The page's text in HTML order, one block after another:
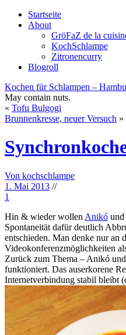
Startseite
About
GröFaZ de la
KochSchlampe
Zitronencurry
Blogroll
Kochen für Schlampen –
May contain nuts.
« Tofu Bulgogi
Brunnenkresse, neuer Versuch »
Von kochschlampe
1. Mai 2013 //
1
Hin & wieder wollen Anikó und
Spontaneität dafür deutlich
entschieden. Man denke nur an
Videokonferenzmöglichkeiten
Zurück zum Thema – Anikó
funktioniert. Das auserkorene
Internetverbindung stabil bleibt